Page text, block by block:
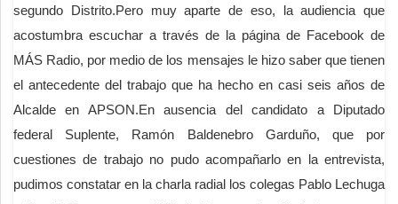
segundo Distrito.Pero muy aparte de eso, la audiencia que
acostumbra escuchar a través de la página de Facebook de
MÁS Radio, por medio de los mensajes le hizo saber que tienen
el antecedente del trabajo que ha hecho en casi seis años de
Alcalde en APSON.En ausencia del candidato a Diputado
federal Suplente, Ramón Baldenebro Garduño, que por
cuestiones de trabajo no pudo acompañarlo en la entrevista,
pudimos constatar en la charla radial los colegas Pablo Lechuga